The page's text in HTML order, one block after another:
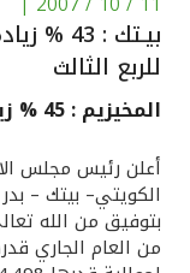
الاستثمار
القنوات
أدوات
خدمات ما
بيـتك :
للربع الثالث
المخيزيم : 45 % زيادة بالاصول و 38 % بربحية السهم
أعلن رئيس مجلس
الكويتي– بيتك –
بتوفيق من الله